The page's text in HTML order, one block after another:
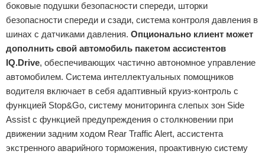
боковые подушки безопасности спереди, шторки
безопасности спереди и сзади, система контроля давления в
шинах с датчиками давления. Опционально клиент может
дополнить свой автомобиль пакетом ассистентов
IQ.Drive, обеспечивающих частично автономное управление
автомобилем. Система интеллектуальных помощников
водителя включает в себя адаптивный круиз-контроль с
функцией Stop&Go, систему мониторинга слепых зон Side
Assist с функцией предупреждения о столкновении при
движении задним ходом Rear Traffic Alert, ассистента
экстренного аварийного торможения, проактивную систему